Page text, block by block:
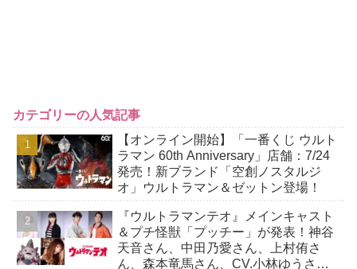
カテゴリーの人気記事
【オンライン開始】「一番くじ ウルト
ラマン 60th Anniversary」店舗：7/24
発売！新ブランド「空創ノスタルジ
オ」ウルトラマン＆ゼットン登場！
『ウルトラマンテオ』メインキャスト
＆プチ怪獣「プッチー」が発表！神谷
天音さん、中田乃愛さん、上村侑さ
ん、森本竜馬さん、CV.小林ゆうさ